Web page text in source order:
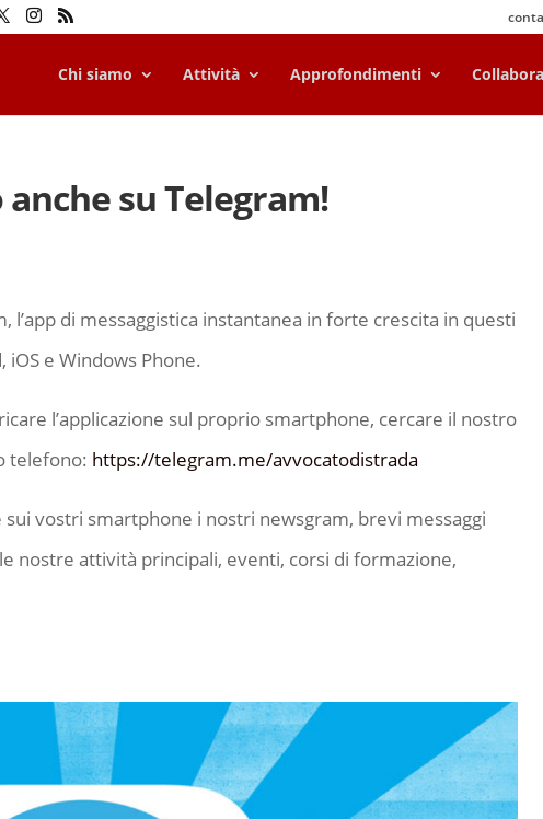
Chi siamo Attività Approfondimenti Collabora
su Telegram!
l’app di messaggistica instantanea in forte crescita in questi
e Windows Phone.
l’applicazione sul proprio smartphone, cercare il nostro
telefono: https://telegram.me/avvocatodistrada
vostri smartphone i nostri newsgram, brevi messaggi
nostre attività principali, eventi, corsi di formazione,